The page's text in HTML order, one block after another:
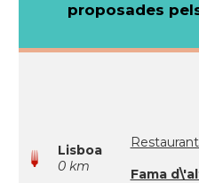
proposades
Lisboa
0 km
Fama